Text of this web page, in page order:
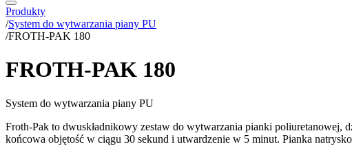
Produkty
/System do wytwarzania piany PU
/FROTH-PAK 180
FROTH-PAK 180
System do wytwarzania piany PU
Froth-Pak to dwuskładnikowy zestaw do wytwarzania pianki poliuretanowej,
końcowa objętość w ciągu 30 sekund i utwardzenie w 5 minut. Pianka